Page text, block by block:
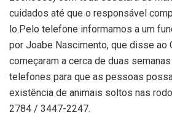
cuidados até que o responsável
lo.Pelo telefone informamos a um
por Joabe Nascimento, que disse ao
começaram a cerca de duas
telefones para que as pessoas
existência de animais soltos nas
2784 / 3447-2247.